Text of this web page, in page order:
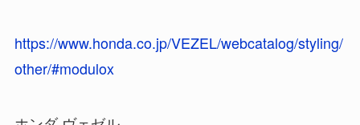
https://www.honda.co.jp/VEZEL/webcatalog/styling/
other/#modulox